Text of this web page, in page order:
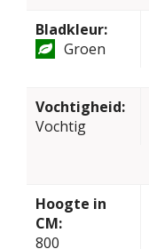
Bladkleur:
Groen
Vochtigheid:
Vochtig
Hoogte in
CM:
800